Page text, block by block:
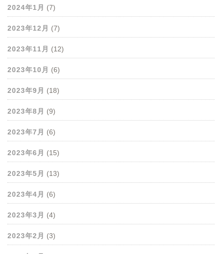
2024年1月 (7)
2023年12月 (7)
2023年11月 (12)
2023年10月 (6)
2023年9月 (18)
2023年8月 (9)
2023年7月 (6)
2023年6月 (15)
2023年5月 (13)
2023年4月 (6)
2023年3月 (4)
2023年2月 (3)